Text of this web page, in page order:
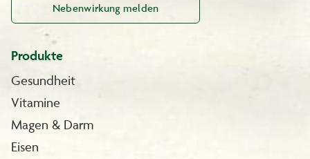
Nebenwirkung melden
Produkte
Gesundheit
Vitamine
Magen & Darm
Eisen